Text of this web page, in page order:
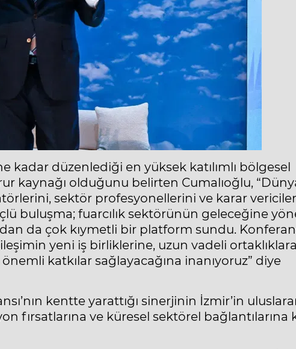
kadar düzenlediği en yüksek katılımlı bölgesel
kaynağı olduğunu belirten Cumalıoğlu,
sektör profesyonellerini ve karar
buluşma; fuarcılık sektörünün geleceğine
da çok kıymetli bir platform sundu.
yeni iş birliklerine, uzun vadeli
katkılar sağlayacağına inanıyoruz” diye
kentte yarattığı sinerjinin İzmir’in
fırsatlarına ve küresel sektörel bağlantılarına